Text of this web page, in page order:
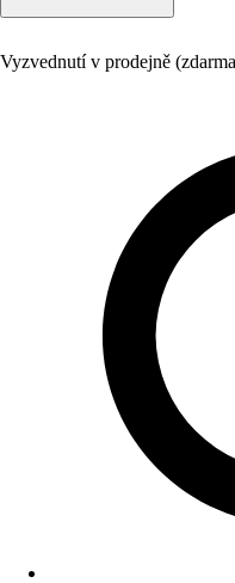
Vyzvednutí v prodejně